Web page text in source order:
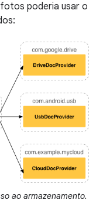
poderia usar o
ao armazenamento.